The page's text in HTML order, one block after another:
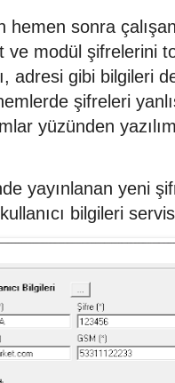
sonra
ve modül şifrelerini
adresi gibi bilgileri
şifreleri
yüzünden
yayınlanan yeni
bilgileri